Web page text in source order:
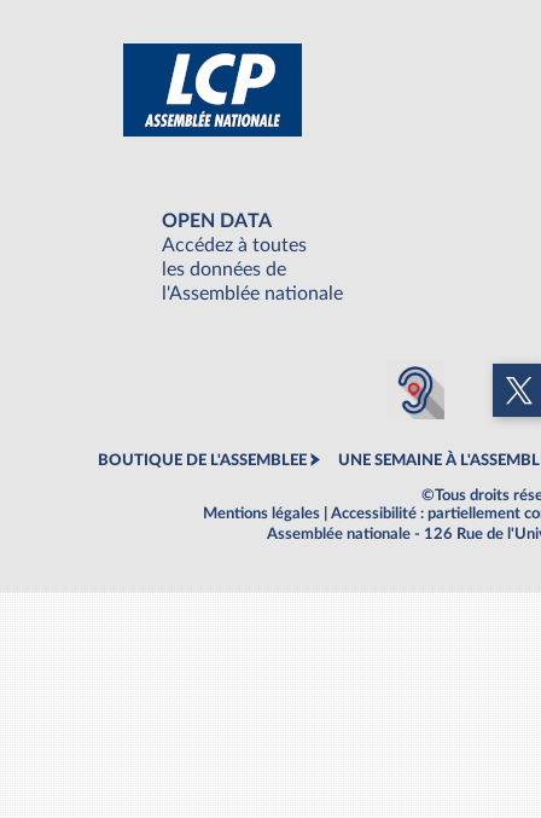
OPEN DATA
Accédez à toutes
les données de
l'Assemblée nationale
BOUTIQUE DE L'ASSEMBLEE UNE SEMAINE À
©Tous droits
Mentions légales
Accessibilité : partiellement
Assemblée nationale - 126 Rue de